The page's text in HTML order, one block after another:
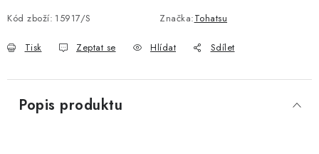
Kód zboží: 15917/S Značka:Tohatsu
Tisk Zeptat se Hlídat Sdílet
Popis produktu